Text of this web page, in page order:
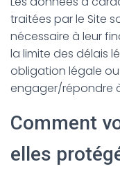
traitées par le Site
nécessaire à leur
la limite des délais
obligation légale
engager/répondre
Comment
elles